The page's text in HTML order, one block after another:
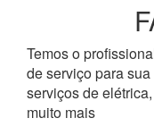
Temos o
de serviço para
serviços de
muito mais